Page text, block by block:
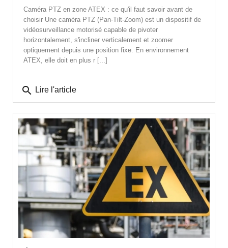
Caméra PTZ en zone ATEX : ce qu'il faut savoir avant de
choisir Une caméra PTZ (Pan-Tilt-Zoom) est un dispositif de
vidéosurveillance motorisé capable de pivoter
horizontalement, s'incliner verticalement et zoomer
optiquement depuis une position fixe. En environnement
ATEX, elle doit en plus r [...]
search Lire l'article